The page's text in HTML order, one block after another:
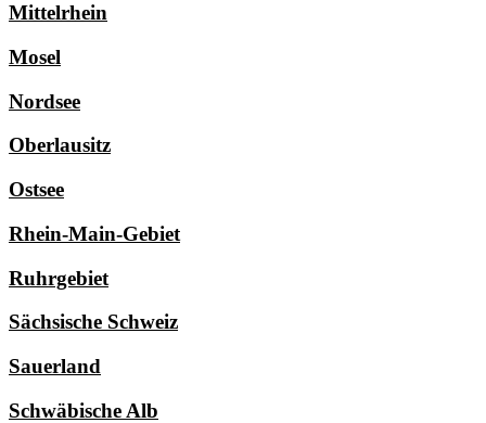
Mittelrhein
Mosel
Nordsee
Oberlausitz
Ostsee
Rhein-Main-Gebiet
Ruhrgebiet
Sächsische Schweiz
Sauerland
Schwäbische Alb